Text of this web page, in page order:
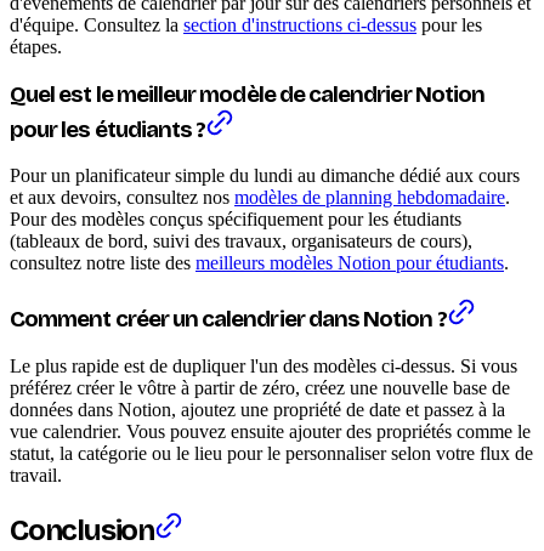
d'équipe. Consultez la section d'instructions ci-dessus pour les
étapes.
Quel est le meilleur modèle de calendrier Notion
pour les étudiants ?
Pour un planificateur simple du lundi au dimanche dédié aux cours
et aux devoirs, consultez nos modèles de planning hebdomadaire.
Pour des modèles conçus spécifiquement pour les étudiants
(tableaux de bord, suivi des travaux, organisateurs de cours),
consultez notre liste des meilleurs modèles Notion pour étudiants.
Comment créer un calendrier dans Notion ?
Le plus rapide est de dupliquer l'un des modèles ci-dessus. Si vous
préférez créer le vôtre à partir de zéro, créez une nouvelle base de
données dans Notion, ajoutez une propriété de date et passez à la
vue calendrier. Vous pouvez ensuite ajouter des propriétés comme le
statut, la catégorie ou le lieu pour le personnaliser selon votre flux de
travail.
Conclusion